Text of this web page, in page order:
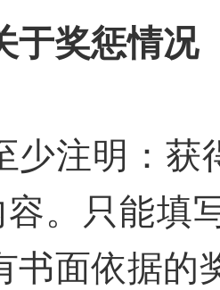
于奖惩情况
注明： 获
。 只能填
书面依据的